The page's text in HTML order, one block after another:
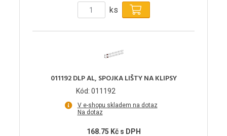
ks
011192 DLP AL, SPOJKA LIŠTY NA KLIPSY
Kód: 011192
V e-shopu skladem na dotaz
Na dotaz
168.75 Kč s DPH